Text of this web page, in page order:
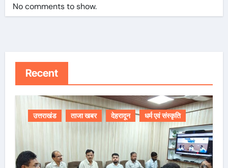
No comments to show.
Recent
उत्तराखंड ताजा खबर देहरादून धर्म एवं संस्कृति